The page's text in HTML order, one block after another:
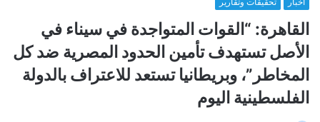
القاهرة: “القوات المتواجدة في سيناء في
الأصل تستهدف تأمين الحدود المصرية ضد كل
المخاطر”، وبريطانيا تستعد للاعتراف بالدولة
الفلسطينية اليوم